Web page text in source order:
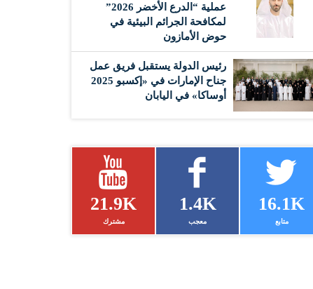
عملية “الدرع الأخضر 2026”
لمكافحة الجرائم البيئية في
حوض الأمازون
رئيس الدولة يستقبل فريق عمل
جناح الإمارات في «إكسبو 2025
أوساكا» في اليابان
21.9K
مشترك
1.4K
معجب
16.1K
متابع